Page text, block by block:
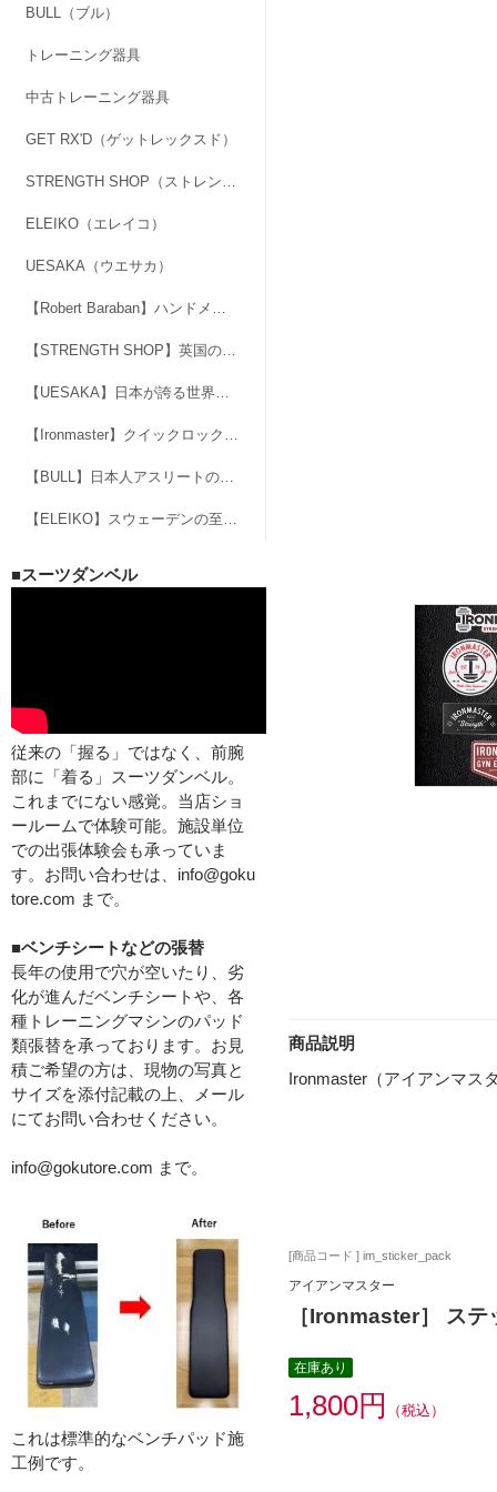
BULL（ブル）
トレーニング器具
中古トレーニング器具
GET RX'D（ゲットレックスド）
ELEIKO（エレイコ）
UESAKA（ウエサカ）
■スーツダンベル
従来の「握る」ではなく、前腕
部に「着る」スーツダンベル。
これまでにない感覚。当店ショ
ールームで体験可能。施設単位
での出張体験会も承っていま
す。お問い合わせは、info@goku
tore.com まで。
■ベンチシートなどの張替
長年の使用で穴が空いたり、劣
化が進んだベンチシートや、各
種トレーニングマシンのパッド
類張替を承っております。お見
積ご希望の方は、現物の写真と
サイズを添付記載の上、メール
にてお問い合わせください。
info@gokutore.com まで。
これは標準的なベンチパッド施
工例です。
商品説明
Ironmaster（アイアンマス
[商品コード ] im_sticker_pack
アイアンマスター
［Ironmaster］ ステ
在庫あり
1,800円 （税込）